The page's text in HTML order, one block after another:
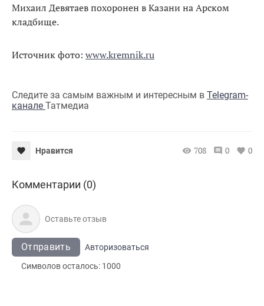
Михаил Девятаев похоронен в Казани на Арском
кладбище.
Источник фото: www.kremnik.ru
Следите за самым важным и интересным в Telegram-
канале Татмедиа
Нравится 708 0 0
Комментарии (0)
Отправить
Авторизоваться
Символов осталось: 1000